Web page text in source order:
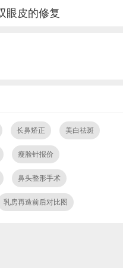
眼皮的修复
长鼻矫正 美白祛斑
瘦脸针报价
鼻头整形手术
乳房再造前后对比图